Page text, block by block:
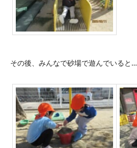
その後、みんなで砂場で遊んでいると…